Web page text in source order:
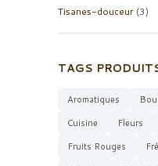
Tisanes-douceur (3)
TAGS
Aromatiques
Cuisine
Fleurs
Fruits Rouges